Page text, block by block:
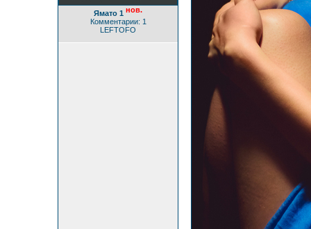
Ямато 1 нов.
Комментарии: 1
LEFTOFO